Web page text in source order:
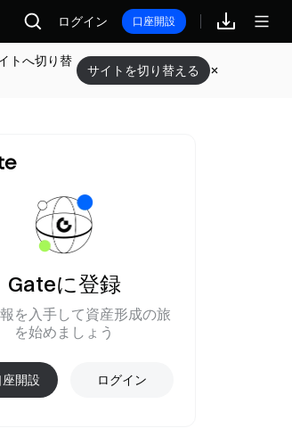
報酬 ログイン 口座開設
トへ切り替
サイトを切り替える
Gateに登録
を入手して資産形成の旅
を始めましょう
座開設 ログイン